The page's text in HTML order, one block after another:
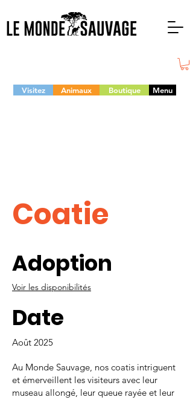
Visitez Animaux Boutique Menu
Coatie
Adoption
Voir les disponibilités
Date
Août 2025
Au Monde Sauvage, nos coatis intriguent
et émerveillent les visiteurs avec leur
museau allongé, leur queue rayée et leur